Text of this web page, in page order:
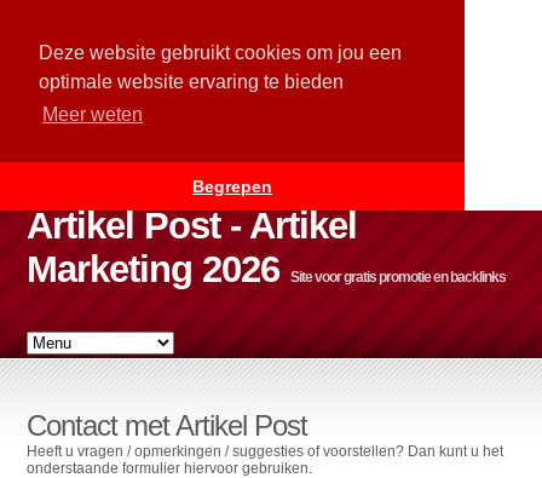
Deze website gebruikt cookies om jou een
optimale website ervaring te bieden
Meer weten
Begrepen
Artikel Post - Artikel
Marketing 2026
Site voor gratis promotie en backlinks
Contact met Artikel Post
Heeft u vragen / opmerkingen / suggesties of voorstellen? Dan kunt u het
onderstaande formulier hiervoor gebruiken.